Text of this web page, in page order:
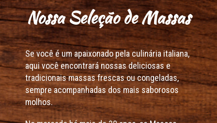
Nossa Seleção de Massas
Se você é um apaixonado pela culinária italiana,
aqui você encontrará nossas deliciosas e
tradicionais massas frescas ou congeladas,
sempre acompanhadas dos mais saborosos
molhos.